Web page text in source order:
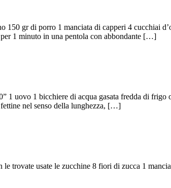
gr di porro 1 manciata di capperi 4 cucchiai
1 minuto in una pentola con abbondante […]
1 uovo 1 bicchiere di acqua gasata fredda di
nel senso della lunghezza, […]
trovate usate le zucchine 8 fiori di zucca 1